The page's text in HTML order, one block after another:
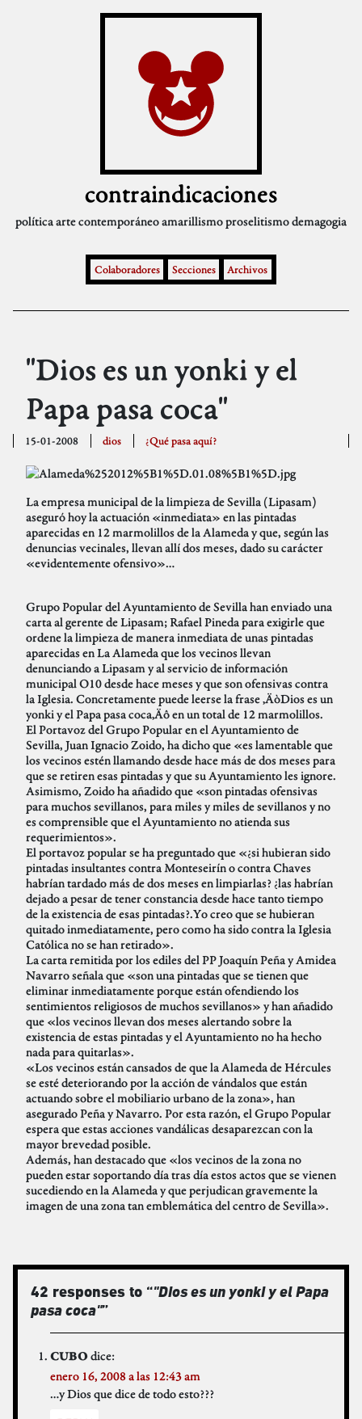
contraindicaciones
políticaarte contemporáneoamarillismoproselitismodemagogia
Colaboradores Secciones Archivos
"Dios es un yonki y el
Papa pasa coca"
15-01-2008 dios ¿Qué pasa aquí?
La empresa municipal de la limpieza de Sevilla (Lipasam)
aseguró hoy la actuación «inmediata» en las pintadas
aparecidas en 12 marmolillos de la Alameda y que, según las
denuncias vecinales, llevan allí dos meses, dado su carácter
«evidentemente ofensivo»…
Grupo Popular del Ayuntamiento de Sevilla han enviado una
carta al gerente de Lipasam; Rafael Pineda para exigirle que
ordene la limpieza de manera inmediata de unas pintadas
aparecidas en La Alameda que los vecinos llevan
denunciando a Lipasam y al servicio de información
municipal O10 desde hace meses y que son ofensivas contra
la Iglesia. Concretamente puede leerse la frase ‚ÄòDios es un
yonki y el Papa pasa coca‚Äô en un total de 12 marmolillos.
El Portavoz del Grupo Popular en el Ayuntamiento de
Sevilla, Juan Ignacio Zoido, ha dicho que «es lamentable que
los vecinos estén llamando desde hace más de dos meses para
que se retiren esas pintadas y que su Ayuntamiento les ignore.
Asimismo, Zoido ha añadido que «son pintadas ofensivas
para muchos sevillanos, para miles y miles de sevillanos y no
es comprensible que el Ayuntamiento no atienda sus
requerimientos».
El portavoz popular se ha preguntado que «¿si hubieran sido
pintadas insultantes contra Monteseirín o contra Chaves
habrían tardado más de dos meses en limpiarlas? ¿las habrían
dejado a pesar de tener constancia desde hace tanto tiempo
de la existencia de esas pintadas?.Yo creo que se hubieran
quitado inmediatamente, pero como ha sido contra la Iglesia
Católica no se han retirado».
La carta remitida por los ediles del PP Joaquín Peña y Amidea
Navarro señala que «son una pintadas que se tienen que
eliminar inmediatamente porque están ofendiendo los
sentimientos religiosos de muchos sevillanos» y han añadido
que «los vecinos llevan dos meses alertando sobre la
existencia de estas pintadas y el Ayuntamiento no ha hecho
nada para quitarlas».
«Los vecinos están cansados de que la Alameda de Hércules
se esté deteriorando por la acción de vándalos que están
actuando sobre el mobiliario urbano de la zona», han
asegurado Peña y Navarro. Por esta razón, el Grupo Popular
espera que estas acciones vandálicas desaparezcan con la
mayor brevedad posible.
Además, han destacado que «los vecinos de la zona no
pueden estar soportando día tras día estos actos que se vienen
sucediendo en la Alameda y que perjudican gravemente la
imagen de una zona tan emblemática del centro de Sevilla».
42 responses to “"Dios es un yonki y el Papa
pasa coca"”
CUBOdice:
enero 16, 2008 a las 12:43 am
…y Dios que dice de todo esto???